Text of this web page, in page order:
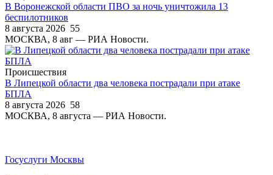
В Воронежской области ПВО за ночь уничтожила 13
беспилотников
8 августа 2026 55
МОСКВА, 8 авг — РИА Новости.
Происшествия
В Липецкой области два человека пострадали при атаке
БПЛА
8 августа 2026 58
МОСКВА, 8 августа — РИА Новости.
Госуслуги Москвы